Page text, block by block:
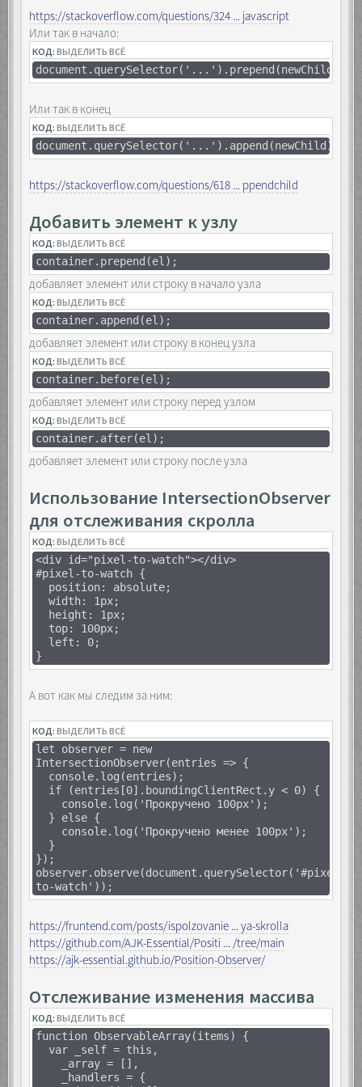
https://stackoverflow.com/questions/324 ... javascript
Или так в начало:
КОД:ВЫДЕЛИТЬ ВСЁ
document.querySelector('...').prepend(newChild);
Или так в конец
КОД:ВЫДЕЛИТЬ ВСЁ
document.querySelector('...').append(newChild);
https://stackoverflow.com/questions/618 ... ppendchild
Добавить элемент к узлу
КОД:ВЫДЕЛИТЬ ВСЁ
container.prepend(el);
добавляет элемент или строку в начало узла
КОД:ВЫДЕЛИТЬ ВСЁ
container.append(el);
добавляет элемент или строку в конец узла
КОД:ВЫДЕЛИТЬ ВСЁ
container.before(el);
добавляет элемент или строку перед узлом
КОД:ВЫДЕЛИТЬ ВСЁ
container.after(el);
добавляет элемент или строку после узла
Использование IntersectionObserver
для отслеживания скролла
КОД:ВЫДЕЛИТЬ ВСЁ
<div id="pixel-to-watch"></div>
#pixel-to-watch {
position: absolute;
width: 1px;
height: 1px;
top: 100px;
left: 0;
}
А вот как мы следим за ним:
КОД:ВЫДЕЛИТЬ ВСЁ
let observer = new
IntersectionObserver(entries => {
console.log(entries);
if (entries[0].boundingClientRect.y < 0) {
console.log('Прокручено 100px');
} else {
console.log('Прокручено менее 100px');
}
});
observer.observe(document.querySelector('#pixel-
to-watch'));
https://fruntend.com/posts/ispolzovanie ... ya-skrolla
https://github.com/AJK-Essential/Positi ... /tree/main
https://ajk-essential.github.io/Position-Observer/
Отслеживание изменения массива
КОД:ВЫДЕЛИТЬ ВСЁ
function ObservableArray(items) {
var _self = this,
_array = [],
_handlers = {